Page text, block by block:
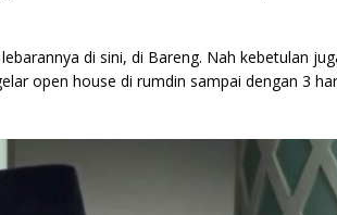
di sini, di Bareng. Nah kebetulan
open house di rumdin sampai dengan 3